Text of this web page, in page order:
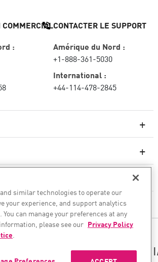
génération
pour le cloud
COMMERCIAL
:
CONTACTER LE SUPPORT
Amérique du Nord :
+1-888-361-5030
International :
+44-114-478-2845
NOUS
transformation en matière
similar technologies to operate our
your experience, and support analytics
can manage your preferences at any
please see our Privacy Policy
.